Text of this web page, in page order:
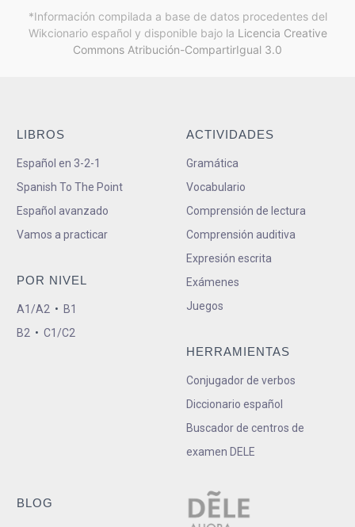
*Información compilada a base de datos procedentes del
Wikcionario español y disponible bajo la Licencia Creative
Commons Atribución-CompartirIgual 3.0
LIBROS
Español en 3-2-1
Spanish To The Point
Español avanzado
Vamos a practicar
POR NIVEL
A1/A2 • B1
B2 • C1/C2
ACTIVIDADES
Gramática
Vocabulario
Comprensión de lectura
Comprensión auditiva
Expresión escrita
Exámenes
Juegos
HERRAMIENTAS
Conjugador de verbos
Diccionario español
Buscador de centros de
examen DELE
BLOG